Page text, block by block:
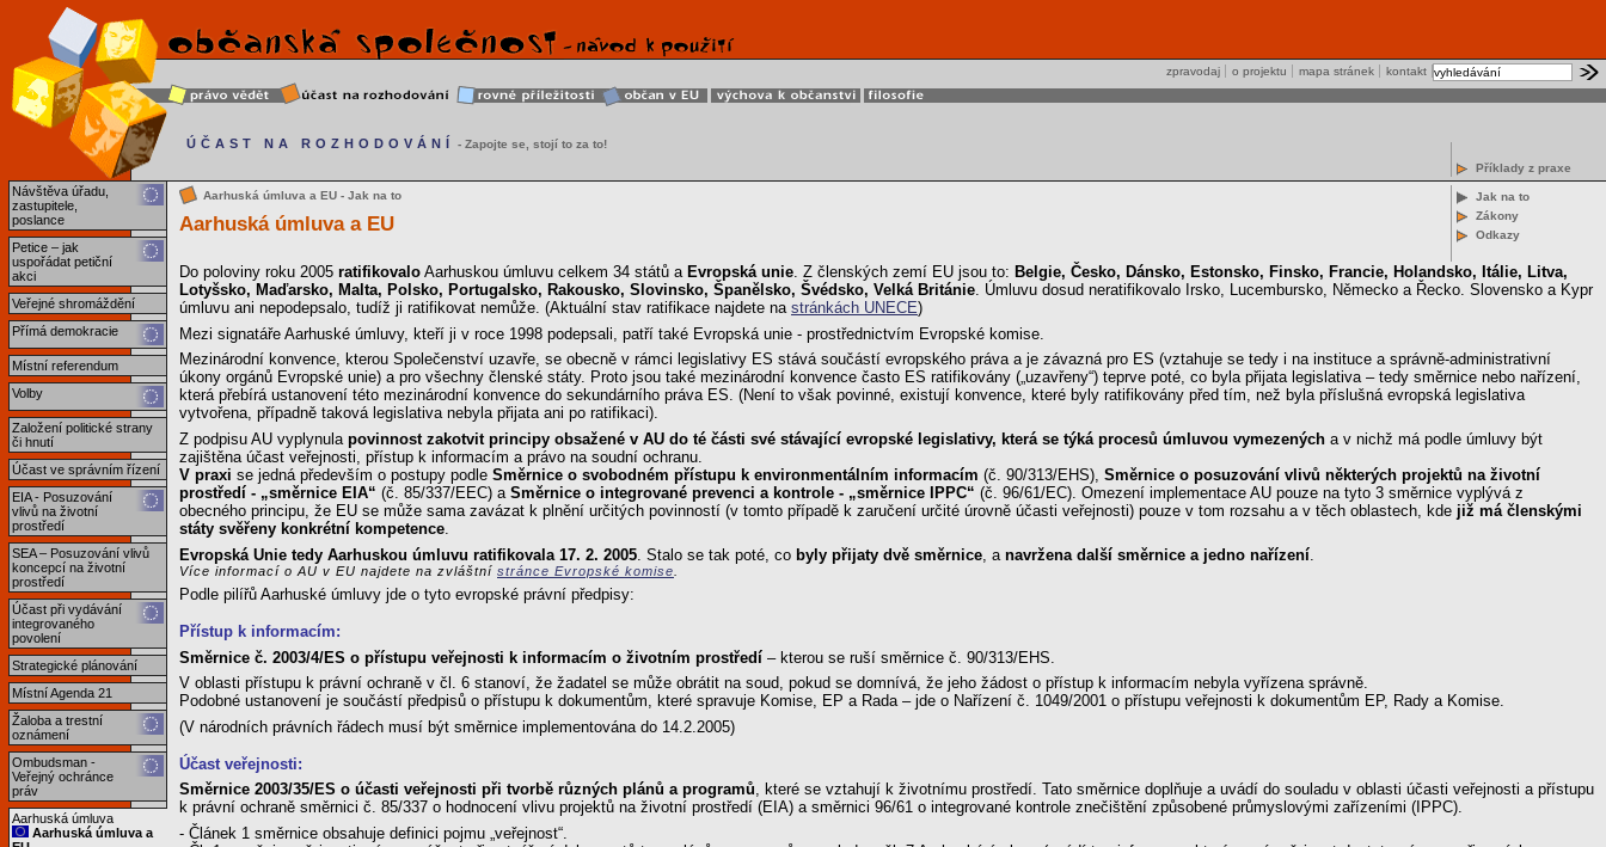
kontakt
mapa stránek
o projektu
zpravodaj
Návštěva úřadu,
zastupitele,
poslance
Petice – jak
uspořádat petiční
akci
Veřejné shromáždění
Přímá demokracie
Místní referendum
Volby
Založení politické strany
či hnutí
Účast ve správním řízení
EIA - Posuzování
vlivů na životní
prostředí
SEA – Posuzování vlivů
koncepcí na životní
prostředí
Účast při vydávání
integrovaného
povolení
Strategické plánování
Místní Agenda 21
Žaloba a trestní
oznámení
Ombudsman -
Veřejný ochránce
práv
Aarhuská úmluva
Aarhuská úmluva a
ÚČAST NA ROZHODOVÁNÍ
- Zapojte se, stojí to za to!
Příklady z praxe
Jak na to
Zákony
Odkazy
Aarhuská úmluva a EU - Jak na to
Aarhuská úmluva a EU
Do poloviny roku 2005 ratifikovalo Aarhuskou úmluvu celkem 34 států a Evropská unie. Z členských zemí EU jsou to: Belgie, Česko, Dánsko, Estonsko, Finsko, Francie, Holandsko, Itálie, Litva,
Lotyšsko, Maďarsko, Malta, Polsko, Portugalsko, Rakousko, Slovinsko, Španělsko, Švédsko, Velká Británie. Úmluvu dosud neratifikovalo Irsko, Lucembursko, Německo a Řecko. Slovensko a Kypr
úmluvu ani nepodepsalo, tudíž ji ratifikovat nemůže. (Aktuální stav ratifikace najdete na stránkách UNECE)
Mezi signatáře Aarhuské úmluvy, kteří ji v roce 1998 podepsali, patří také Evropská unie - prostřednictvím Evropské komise.
Mezinárodní konvence, kterou Společenství uzavře, se obecně v rámci legislativy ES stává součástí evropského práva a je závazná pro ES (vztahuje se tedy i na instituce a správně-administrativní
úkony orgánů Evropské unie) a pro všechny členské státy. Proto jsou také mezinárodní konvence často ES ratifikovány („uzavřeny“) teprve poté, co byla přijata legislativa – tedy směrnice nebo nařízení,
která přebírá ustanovení této mezinárodní konvence do sekundárního práva ES. (Není to však povinné, existují konvence, které byly ratifikovány před tím, než byla příslušná evropská legislativa
vytvořena, případně taková legislativa nebyla přijata ani po ratifikaci).
Z podpisu AU vyplynula povinnost zakotvit principy obsažené v AU do té části své stávající evropské legislativy, která se týká procesů úmluvou vymezených a v nichž má podle úmluvy být
zajištěna účast veřejnosti, přístup k informacím a právo na soudní ochranu.
V praxi se jedná především o postupy podle Směrnice o svobodném přístupu k environmentálním informacím (č. 90/313/EHS), Směrnice o posuzování vlivů některých projektů na životní
prostředí - „směrnice EIA“ (č. 85/337/EEC) a Směrnice o integrované prevenci a kontrole - „směrnice IPPC“ (č. 96/61/EC). Omezení implementace AU pouze na tyto 3 směrnice vyplývá z
obecného principu, že EU se může sama zavázat k plnění určitých povinností (v tomto případě k zaručení určité úrovně účasti veřejnosti) pouze v tom rozsahu a v těch oblastech, kde již má členskými
státy svěřeny konkrétní kompetence.
Evropská Unie tedy Aarhuskou úmluvu ratifikovala 17. 2. 2005 . Stalo se tak poté, co byly přijaty dvě směrnice , a navržena další směrnice a jedno nařízení
Více informací o AU v EU najdete na zvláštní stránce Evropské komise
Podle pilířů Aarhuské úmluvy jde o tyto evropské právní předpisy:
Přístup k informacím:
Směrnice č. 2003/4/ES o přístupu veřejnosti k informacím o životním prostředí – kterou se ruší směrnice č. 90/313/EHS.
V oblasti přístupu k právní ochraně v čl. 6 stanoví, že žadatel se může obrátit na soud, pokud se domnívá, že jeho žádost o přístup k informacím nebyla vyřízena správně.
Podobné ustanovení je součástí předpisů o přístupu k dokumentům, které spravuje Komise, EP a Rada – jde o Nařízení č. 1049/2001 o přístupu veřejnosti k dokumentům EP, Rady a Komise.
(V národních právních řádech musí být směrnice implementována do 14.2.2005)
Účast veřejnosti:
Směrnice 2003/35/ES o účasti veřejnosti při tvorbě různých plánů a programů, které se vztahují k životnímu prostředí. Tato směrnice doplňuje a uvádí do souladu v oblasti účasti veřejnosti a přístupu
k právní ochraně směrnici č. 85/337 o hodnocení vlivu projektů na životní prostředí (EIA) a směrnici 96/61 o integrované kontrole znečištění způsobené průmyslovými zařízeními (IPPC).
- Článek 1 směrnice obsahuje definici pojmu „veřejnost“.